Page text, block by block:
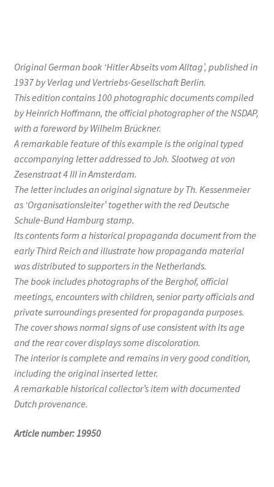
Original German book ‘Hitler Abseits vom Alltag’, published in
1937 by Verlag und Vertriebs-Gesellschaft Berlin.
This edition contains 100 photographic documents compiled
by Heinrich Hoffmann, the official photographer of the NSDAP,
with a foreword by Wilhelm Brückner.
A remarkable feature of this example is the original typed
accompanying letter addressed to Joh. Slootweg at von
Zesenstraat 4 III in Amsterdam.
The letter includes an original signature by Th. Kessenmeier
as ‘Organisationsleiter’ together with the red Deutsche
Schule-Bund Hamburg stamp.
Its contents form a historical propaganda document from the
early Third Reich and illustrate how propaganda material
was distributed to supporters in the Netherlands.
The book includes photographs of the Berghof, official
meetings, encounters with children, senior party officials and
private surroundings presented for propaganda purposes.
The cover shows normal signs of use consistent with its age
and the rear cover displays some discoloration.
The interior is complete and remains in very good condition,
including the original inserted letter.
A remarkable historical collector’s item with documented
Dutch provenance.
Article number: 19950